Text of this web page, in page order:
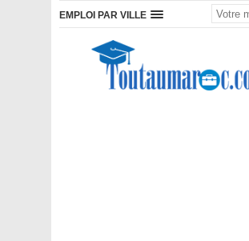
EMPLOI PAR VILLE